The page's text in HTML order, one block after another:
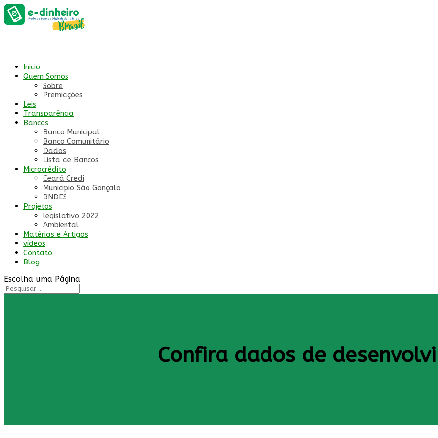
Inicio
Quem Somos
Sobre
Premiações
Leis
Transparência
Bancos
Banco Municipal
Banco Comunitário
Dados
Lista de Bancos
Microcrédito
Ceará Credi
Municipio São Gonçalo
BNDES
Projetos
legislativo 2022
Ambiental
Matérias e Artigos
vídeos
Contato
Blog
Escolha uma Página
Confira dados de